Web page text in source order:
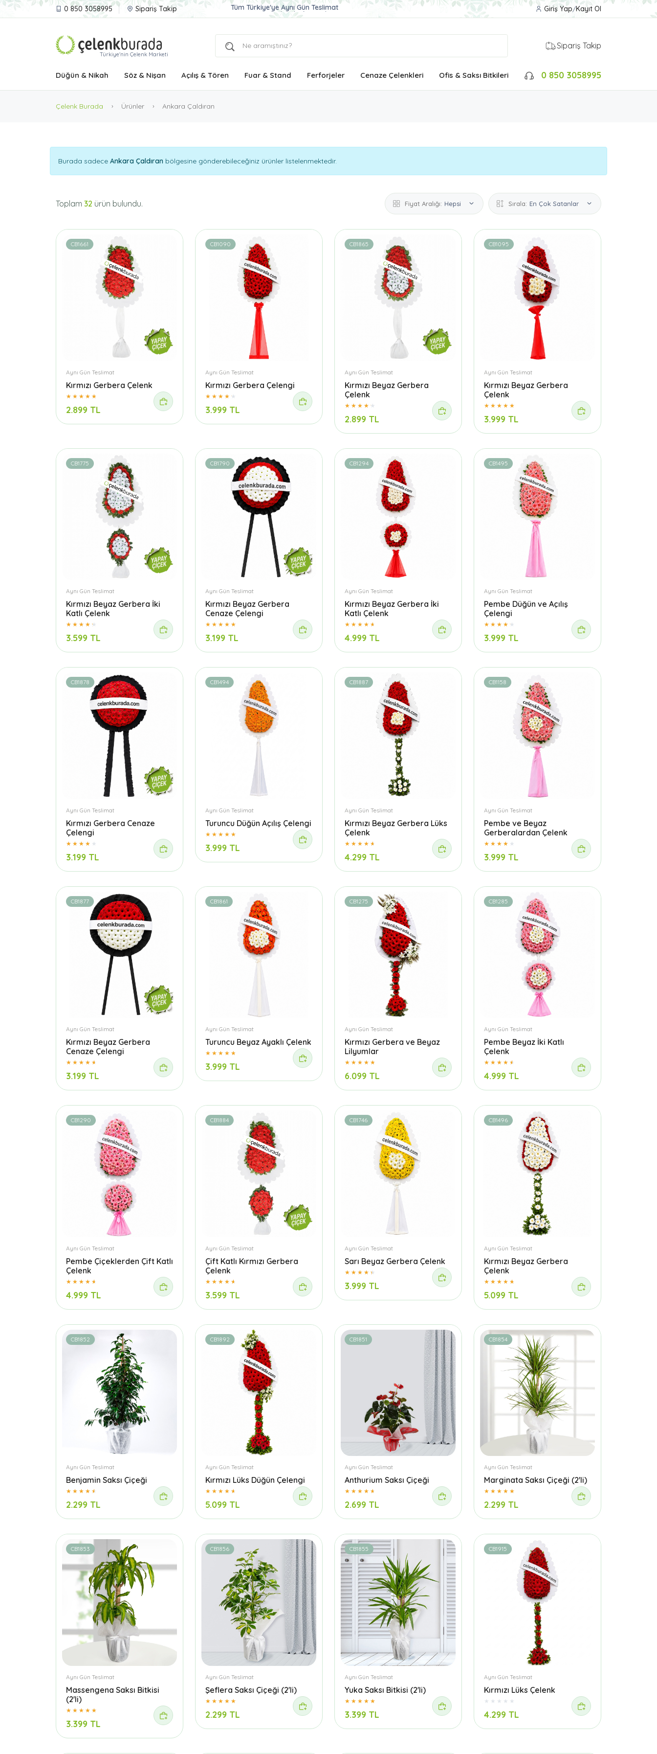
0 850 3058995 Sipariş Takip Ucuz ve Kaliteli Çelenk Gönder
Aynı Gün Teslimat Çelenk Siparişi
Giriş Yap/Kayıt Ol
Türkiye'nin Çelenk Marketi
Sipariş Takip
Düğün & Nikah Söz & Nişan Açılış & Tören Fuar & Stand Ferforjeler Cenaze Çelenkleri Ofis & Saksı Bitkileri 0 850 3058995
Çelenk Burada Ürünler Ankara Çaldıran
Burada sadece Ankara Çaldıran bölgesine gönderebileceğiniz ürünler listelenmektedir.
Toplam 32 ürün bulundu. Fiyat Aralığı: Hepsi Sırala: En Çok Satanlar
CB1661
Aynı Gün Teslimat
Kırmızı Gerbera Çelenk
2.899 TL
CB1090
Aynı Gün Teslimat
Kırmızı Gerbera Çelengi
3.999 TL
CB1865
Aynı Gün Teslimat
Kırmızı Beyaz Gerbera
Çelenk
2.899 TL
CB1095
Aynı Gün Teslimat
Kırmızı Beyaz Gerbera
Çelenk
3.999 TL
CB1775
Aynı Gün Teslimat
Kırmızı Beyaz Gerbera İki
Katlı Çelenk
3.599 TL
CB1790
Aynı Gün Teslimat
Kırmızı Beyaz Gerbera
Cenaze Çelengi
3.199 TL
CB1294
Aynı Gün Teslimat
Kırmızı Beyaz Gerbera İki
Katlı Çelenk
4.999 TL
CB1495
Aynı Gün Teslimat
Pembe Düğün ve Açılış
Çelengi
3.999 TL
CB1878
Aynı Gün Teslimat
Kırmızı Gerbera Cenaze
Çelengi
3.199 TL
CB1494
Aynı Gün Teslimat
Turuncu Düğün Açılış Çelengi
3.999 TL
CB1887
Aynı Gün Teslimat
Kırmızı Beyaz Gerbera Lüks
Çelenk
4.299 TL
CB1158
Aynı Gün Teslimat
Pembe ve Beyaz
Gerberalardan Çelenk
3.999 TL
CB1877
Aynı Gün Teslimat
Kırmızı Beyaz Gerbera
Cenaze Çelengi
3.199 TL
CB1861
Aynı Gün Teslimat
Turuncu Beyaz Ayaklı Çelenk
3.999 TL
CB1275
Aynı Gün Teslimat
Kırmızı Gerbera ve Beyaz
Lilyumlar
6.099 TL
CB1285
Aynı Gün Teslimat
Pembe Beyaz İki Katlı
Çelenk
4.999 TL
CB1290
Aynı Gün Teslimat
Pembe Çiçeklerden Çift Katlı
Çelenk
4.999 TL
CB1884
Aynı Gün Teslimat
Çift Katlı Kırmızı Gerbera
Çelenk
3.599 TL
CB1746
Aynı Gün Teslimat
Sarı Beyaz Gerbera Çelenk
3.999 TL
CB1496
Aynı Gün Teslimat
Kırmızı Beyaz Gerbera
Çelenk
5.099 TL
CB1852
Aynı Gün Teslimat
Benjamin Saksı Çiçeği
2.299 TL
CB1892
Aynı Gün Teslimat
Kırmızı Lüks Düğün Çelengi
5.099 TL
CB1851
Aynı Gün Teslimat
Anthurium Saksı Çiçeği
2.699 TL
CB1854
Aynı Gün Teslimat
Marginata Saksı Çiçeği (2'li)
2.299 TL
CB1853
Aynı Gün Teslimat
Massengena Saksı Bitkisi
(2'li)
3.399 TL
CB1856
Aynı Gün Teslimat
Şeflera Saksı Çiçeği (2'li)
2.299 TL
CB1855
Aynı Gün Teslimat
Yuka Saksı Bitkisi (2'li)
3.399 TL
CB1915
Aynı Gün Teslimat
Kırmızı Lüks Çelenk
4.299 TL